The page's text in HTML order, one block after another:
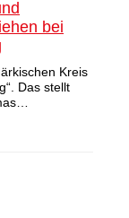
bei
Kreis
Das stellt